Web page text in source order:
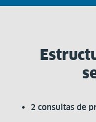
2 consultas de